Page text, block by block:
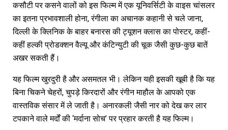
कसौटी पर कसने वालों को इस फिल्म में एक यूनिवर्सिटी के वाइस चांसलर
का इतना प्रभावशाली होना, रंगीला का अचानक कहानी से चले जाना,
दिल्ली के क्लिनिक के बाहर बनारस की ट्यूशन क्लास का पोस्टर, कहीं-
कहीं हल्की प्रोडक्शन वैल्यू और कंटिन्युटी की चूक जैसी कुछ-कुछ बातें
अखर सकती हैं।
यह फिल्म खुरदुरी है और असमतल भी। लेकिन यही इसकी खूबी है कि यह
बिना चिकने चेहरों, चुपड़े किरदारों और रंगीन माहौल के आपको एक
वास्तविक संसार में ले जाती है। अनारकली जैसी नार को देख कर लार
टपकाने वाले मर्दों की ‘मर्दाना सोच’ पर प्रहार करती है यह फिल्म।